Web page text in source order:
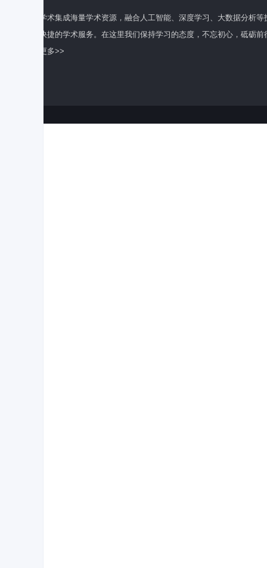
百度学术集成海量学术资源，融合人工智能、深度学习、大数据分析
全面快捷的学术服务。在这里我们保持学习的态度，不忘初心，砥砺前
了解更多>>